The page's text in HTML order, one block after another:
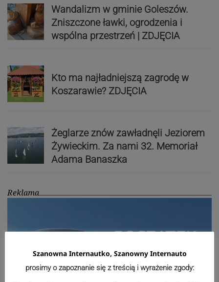
Wandalizm w gminie Goleszów.
Zniszczone ławki, ogrodzenia i
wspólna przestrzeń | ZDJĘCIA
Kto ma najładniejszą zagrodę w
Koszarawie? ZDJĘCIA
Żeglarze znów zawładnęli Jeziorem
Żywieckim. Za nami 32. Memoriał
Adama Banaszka
Reklama
Szanowna Internautko, Szanowny Internauto
prosimy o zapoznanie się z treścią i wyrażenie zgody: